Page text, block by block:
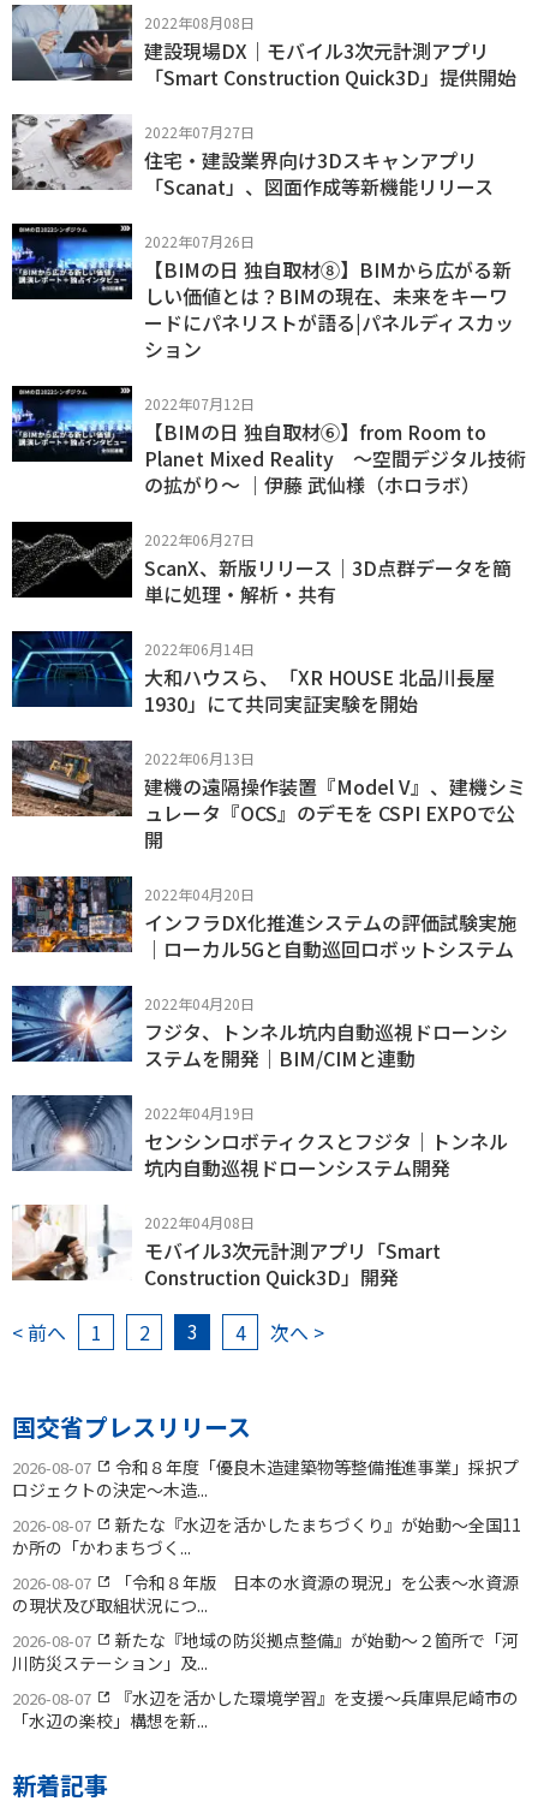
2022年08月08日
建設現場DX｜モバイル3次元計測アプリ
「Smart Construction Quick3D」提供開始
2022年07月27日
住宅・建設業界向け3Dスキャンアプリ
「Scanat」、図面作成等新機能リリース
2022年07月26日
【BIMの日 独自取材⑧】BIMから広がる新
しい価値とは？BIMの現在、未来をキーワ
ードにパネリストが語る|パネルディスカッ
ション
2022年07月12日
【BIMの日 独自取材⑥】from Room to
Planet Mixed Reality ～空間デジタル技術
の拡がり～ ｜伊藤 武仙様（ホロラボ）
2022年06月27日
ScanX、新版リリース｜3D点群データを簡
単に処理・解析・共有
2022年06月14日
大和ハウスら、「XR HOUSE 北品川長屋
1930」にて共同実証実験を開始
2022年06月13日
建機の遠隔操作装置『Model V』、建機シミ
ュレータ『OCS』のデモを CSPI EXPOで公
開
2022年04月20日
インフラDX化推進システムの評価試験実施
｜ローカル5Gと自動巡回ロボットシステム
2022年04月20日
フジタ、トンネル坑内自動巡視ドローンシ
ステムを開発｜BIM/CIMと連動
2022年04月19日
センシンロボティクスとフジタ｜トンネル
坑内自動巡視ドローンシステム開発
2022年04月08日
モバイル3次元計測アプリ「Smart
Construction Quick3D」開発
< 前へ
1 2 3 4 次へ >
国交省プレスリリース
2026-08-07
令和８年度「優良木造建築物等整備推進事業」採択プ
ロジェクトの決定〜木造...
2026-08-07
新たな『水辺を活かしたまちづくり』が始動〜全国11
か所の「かわまちづく...
2026-08-07
「令和８年版 日本の水資源の現況」を公表〜水資源
の現状及び取組状況につ...
2026-08-07
新たな『地域の防災拠点整備』が始動〜２箇所で「河
川防災ステーション」及...
2026-08-07
『水辺を活かした環境学習』を支援〜兵庫県尼崎市の
「水辺の楽校」構想を新...
新着記事